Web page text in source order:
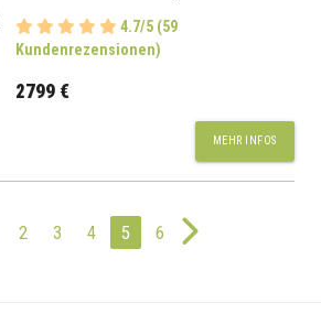
4.7/5 (59
Kundenrezensionen)
2799 €
MEHR INFOS
2 3 4 5 6